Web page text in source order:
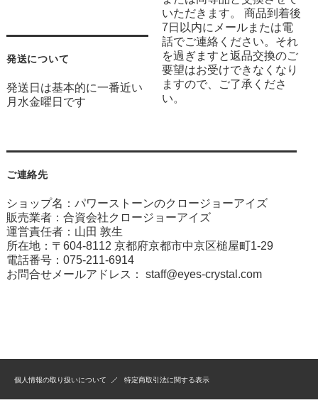
発送について
発送日は基本的に一番近い
月水金曜日です
いただきます。 商品到着後
7日以内にメールまたは電
話でご連絡ください。それ
を過ぎますと返品交換のご
要望はお受けできなくなり
ますので、ご了承くださ
い。
ご連絡先
ショップ名：パワーストーンのクロージョーアイズ
販売業者：合資会社クロージョーアイズ
運営責任者：山田 敦生
所在地：〒604-8112 京都府京都市中京区槌屋町1-29
電話番号：075-211-6914
お問合せメールアドレス： staff@eyes-crystal.com
個人情報の取り扱いについて 特定商取引法に関する表示